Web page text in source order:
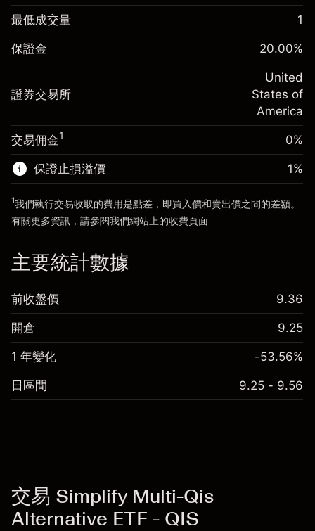
保證金。您的投資 $1,000.00
隔夜倉息
-0.021568
%
(-$1.08)
來自杠杆的資金 - 美元（大約值）
$4,000.00
前往平台
保證金。您的投資 $1,000.00
隔夜倉息
-0.000654
%
(-$0.03)
來自杠杆的資金 - 美元（大約值）$4,000.00
前往平台
最低成交量 1
保證金 20.00%
證券交易所
United
States of
America
交易佣金1 0%
保證止損溢價 1%
1我們執行交易收取的費用是點差，即買入價和賣出價之間的差額。
有關更多資訊，請參閱我們網站上的收費頁面
主要統計數據
前收盤價 9.36
開倉 9.25
1 年變化 -53.56%
日區間 9.25 - 9.56
交易 Simplify Multi-Qis
Alternative ETF - QIS